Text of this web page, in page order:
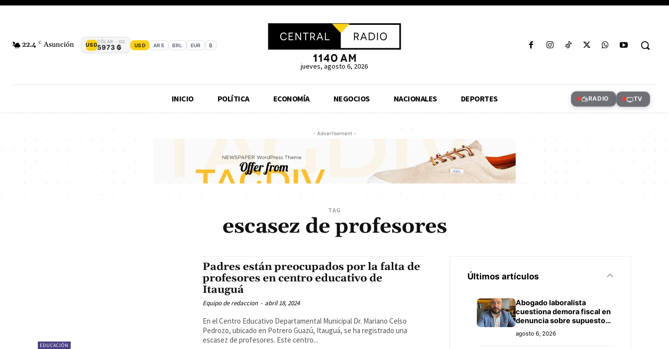
22.4 C Asunción USD
DÓLAR · GS
5973 ₲ USD ARS BRL EUR ₿
jueves, agosto 6, 2026
INICIO POLÍTICA ECONOMÍA NEGOCIOS NACIONALES DEPORTES RADIO TV
- Advertisement -
TAG
escasez de profesores
EDUCACIÓN
Padres están preocupados por la falta de
profesores en centro educativo de
Itauguá
Equipo de redaccion - abril 18, 2024
En el Centro Educativo Departamental Municipal Dr. Mariano Celso
Pedrozo, ubicado en Potrero Guazú, Itauguá, se ha registrado una
escasez de profesores. Este centro...
Últimos artículos
Abogado laboralista
cuestiona demora fiscal en
denuncia sobre supuesto
título falso
agosto 6, 2026